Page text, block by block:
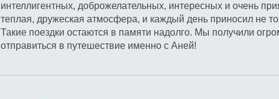
интеллигентных, доброжелательных, интересных и очень
теплая, дружеская атмосфера, и каждый день приносил не
Такие поездки остаются в памяти надолго. Мы получили
отправиться в путешествие именно с Аней!